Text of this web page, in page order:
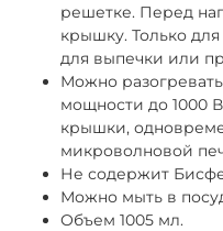
решетке. Перед
крышку. Только
для выпечки или
Можно
мощности до 1000
крышки, о
микроволновой
Не содержит
Можно мыть в
Объем 1005 мл.